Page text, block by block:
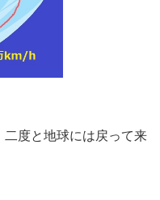
二度と地球には戻って来